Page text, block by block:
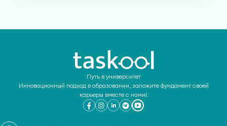
Путь в университет
Инновационный подход в образовании, заложите фундамент своей
карьеры вместе с нами!